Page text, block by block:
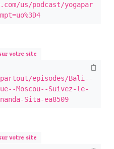
us/podcast/yogapar
votre site
episodes/Bali--
Moscou--Suivez-le-
Sita-ea8509
votre site